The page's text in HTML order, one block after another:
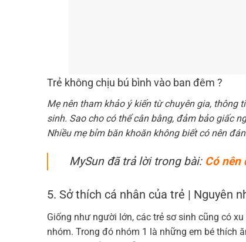
Trẻ không chịu bú bình vào ban đêm ?
Mẹ nên tham khảo ý kiến từ chuyên gia, thông
sinh. Sao cho có thể cân bằng, đảm bảo giấc
Nhiều mẹ bỉm băn khoăn không biết có nên
MySun đã trả lời trong bài: Có nên
5. Sở thích cá nhân của trẻ | Nguyên
Giống như người lớn, các trẻ sơ sinh cũng có
nhóm. Trong đó nhóm 1 là những em bé thích